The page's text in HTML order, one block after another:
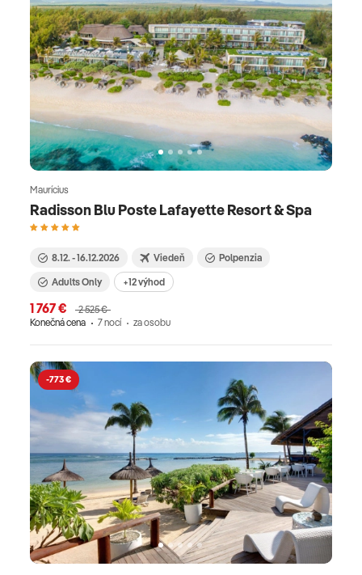
Radisson Blu Poste Lafayette Resort & Spa
Maurícius
8.12. - 16.12.2026 Viedeň
Polpenzia
Adults Only
+12 výhod
1 767 €
2 525 €
Konečná cena
7 nocí za osobu
-773 €